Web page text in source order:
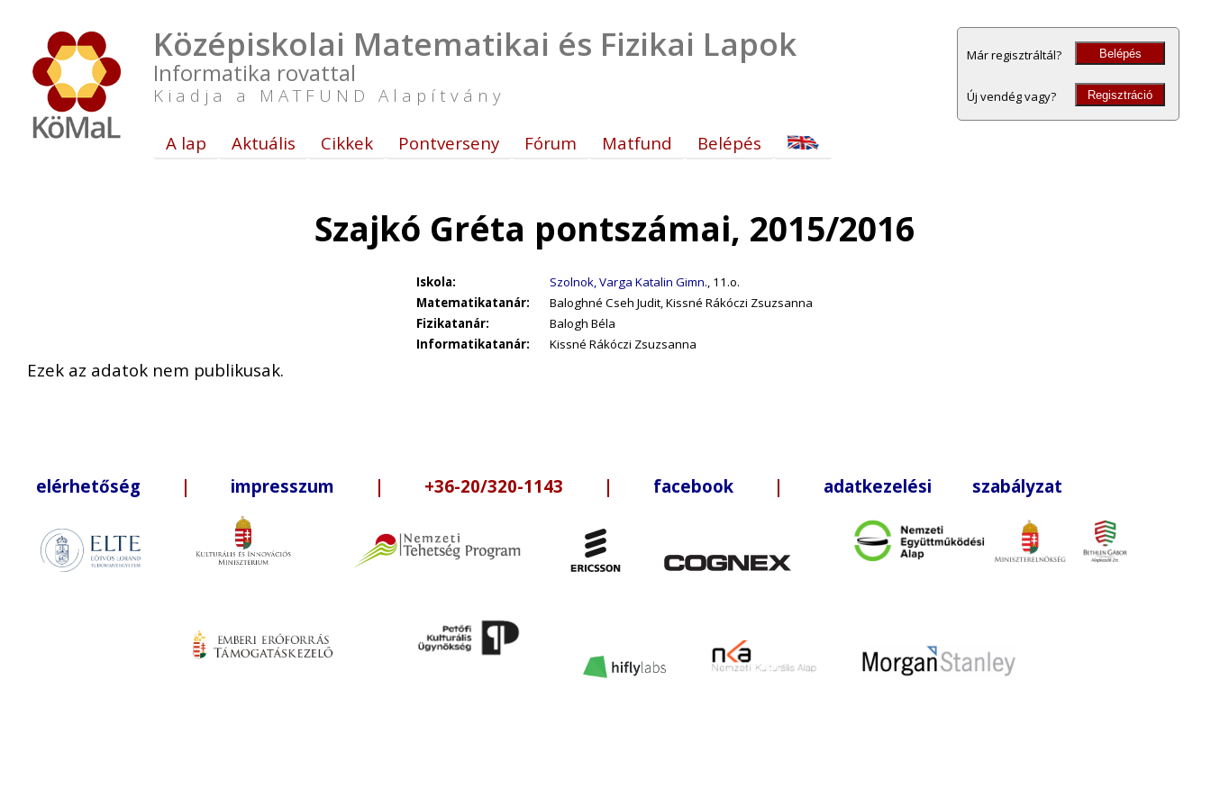
Középiskolai Matematikai és Fizikai Lapok
Informatika rovattal
Kiadja a MATFUND Alapítvány
Már regisztráltál? Belépés
Új vendég vagy? Regisztráció
A lap Aktuális Cikkek Pontverseny Fórum Matfund Belépés
Szajkó Gréta pontszámai, 2015/2016
Iskola: Szolnok, Varga Katalin Gimn., 11.o.
Matematikatanár:
Baloghné Cseh Judit, Kissné Rákóczi Zsuzsanna
Fizikatanár:
Balogh Béla
Informatikatanár:
Kissné Rákóczi Zsuzsanna
Ezek az adatok nem publikusak.
elérhetőség | impresszum | +36-20/320-1143 | facebook | adatkezelési szabályzat